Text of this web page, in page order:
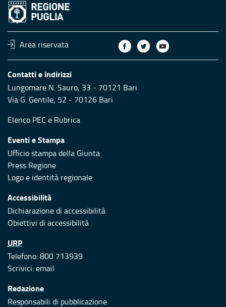
Area riservata
Contatti e indirizzi
Lungomare N. Sauro, 33 - 70121 Bari
Via G. Gentile, 52 - 70126 Bari
Elenco PEC e Rubrica
Eventi e Stampa
Ufficio stampa della Giunta
Press Regione
Logo e identità regionale
Accessibilità
Dichiarazione di accessibilità
Obiettivi di accessibilità
URP
Telefono: 800 713939
Scrivici:email
Redazione
Responsabili di pubblicazione